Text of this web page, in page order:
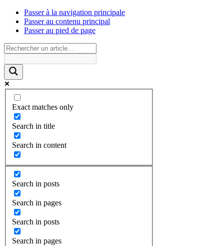
Passer à la navigation principale
Passer au contenu principal
Passer au pied de page
Exact matches only
Search in title
Search in content
Search in posts
Search in pages
Search in posts
Search in pages